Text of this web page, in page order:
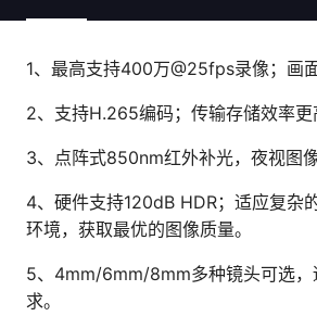
1、最高支持400万@25fps录像；画
2、支持H.265编码；传输存储效率更
3、点阵式850nm红外补光，夜视图像
4、硬件支持120dB HDR；适应复杂
环境，获取最优的图像质量。
5、4mm/6mm/8mm多种镜头可选，
求。